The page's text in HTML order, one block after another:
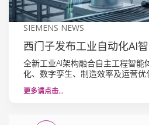
SIEMENS NEWS
西门子发布工业自动化AI
全新工业AI架构融合自主工程智能
化、数字孪生、制造效率及运营优
更多请点击…